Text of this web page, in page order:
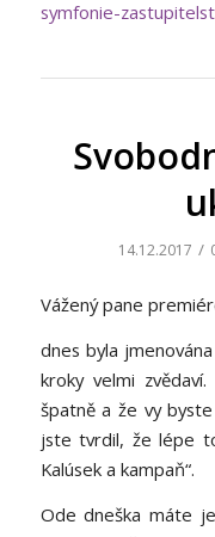
symfonie-
14.12.2017 /
Vážený pane
dnes byla
kroky velmi
špatně a že vy
jste tvrdil, že lépe
Kalúsek a kampaň“.
Ode dneška máte